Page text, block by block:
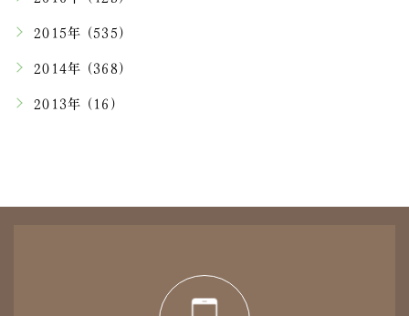
2015年 (535)
2014年 (368)
2013年 (16)